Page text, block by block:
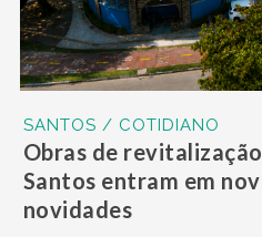
SANTOS / COTIDIANO
Obras de
Santos entram em
novidades